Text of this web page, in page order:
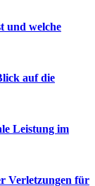
und welche
auf die
Leistung im
Verletzungen für